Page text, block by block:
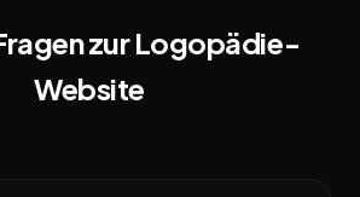
zur Logopädie-
Website